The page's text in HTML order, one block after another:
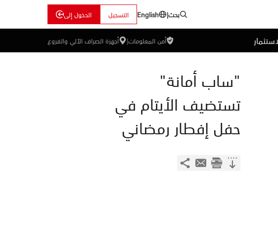
بحث|
English التسجيل الدخول إلى
أمن المعلومات| أجهزة الصراف الآلي والفروع
"ساب أمانة"
تستضيف الأيتام في
حفل إفطار رمضاني